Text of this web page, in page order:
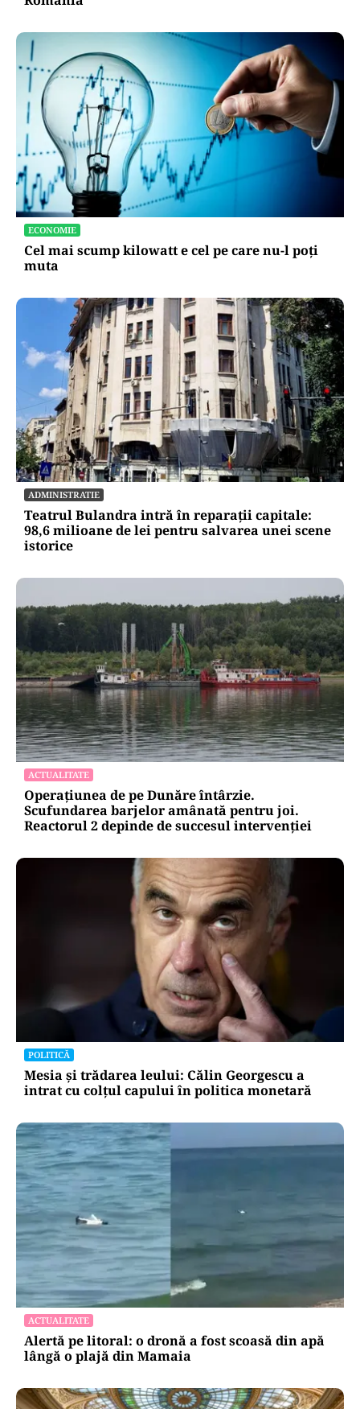
SĂNĂTATE
Cât costă să-ți salvezi câinele sau pisica în
România
ECONOMIE
Cel mai scump kilowatt e cel pe care nu-l poți
muta
ADMINISTRATIE
Teatrul Bulandra intră în reparații capitale:
98,6 milioane de lei pentru salvarea unei scene
istorice
ACTUALITATE
Operațiunea de pe Dunăre întârzie.
Scufundarea barjelor amânată pentru joi.
Reactorul 2 depinde de succesul intervenției
POLITICĂ
Mesia și trădarea leului: Călin Georgescu a
intrat cu colțul capului în politica monetară